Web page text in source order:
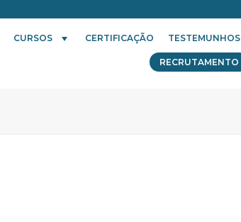
CURSOS CERTIFICAÇÃO TESTEMUNHOS
RECRUTAMENTO